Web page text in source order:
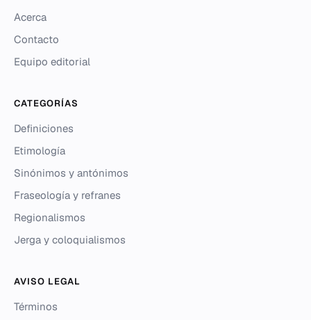
Acerca
Contacto
Equipo editorial
CATEGORÍAS
Definiciones
Etimología
Sinónimos y antónimos
Fraseología y refranes
Regionalismos
Jerga y coloquialismos
AVISO LEGAL
Términos